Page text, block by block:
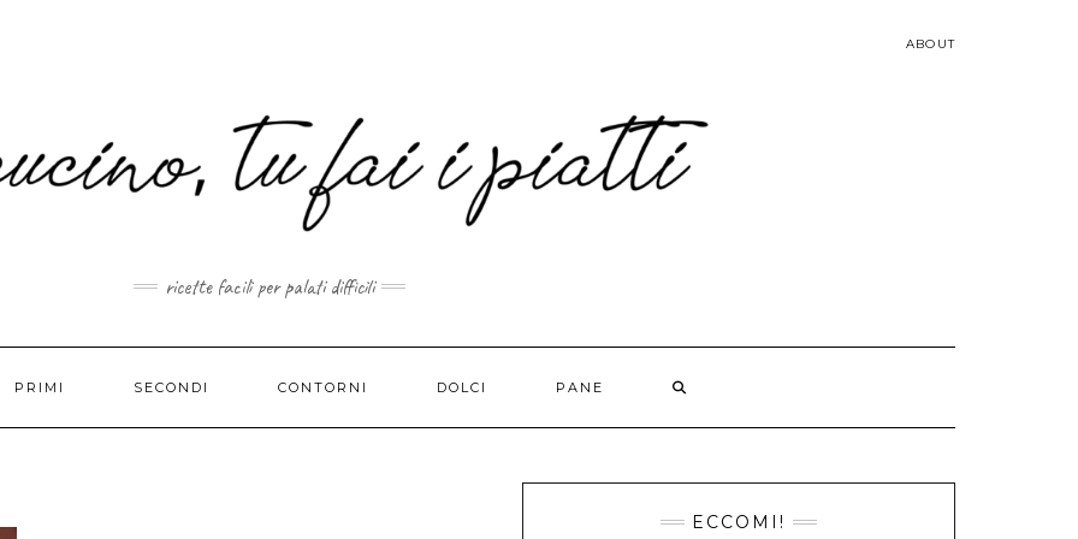
ABOUT
ricette facili per palati difficili
PRIMI SECONDI CONTORNI DOLCI PANE
ECCOMI!